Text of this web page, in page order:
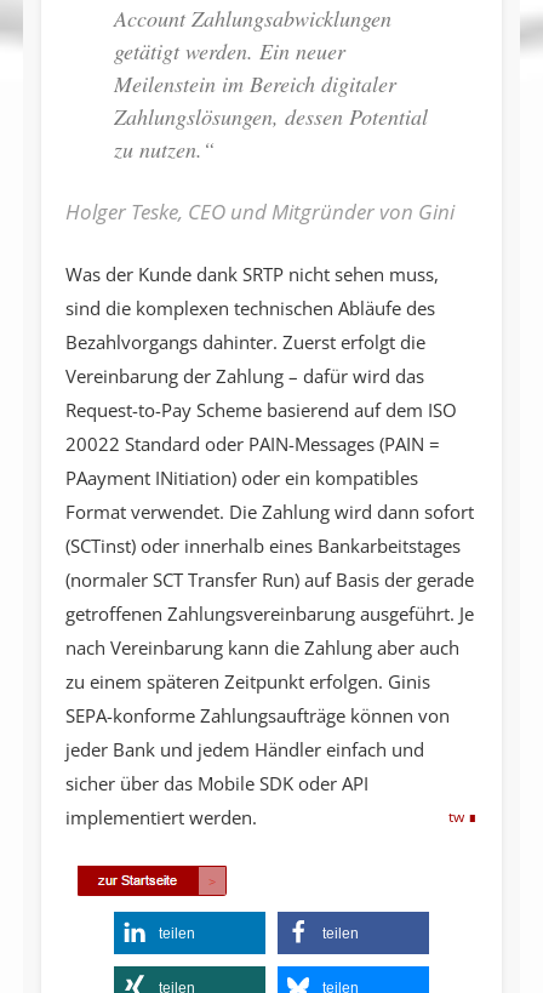
Account Zahlungsabwicklungen
getätigt werden. Ein neuer
Meilenstein im Bereich digitaler
Zahlungslösungen, dessen Potential
zu nutzen.“
Holger Teske, CEO und Mitgründer von Gini
Was der Kunde dank SRTP nicht sehen muss,
sind die komplexen technischen Abläufe des
Bezahlvorgangs dahinter. Zuerst erfolgt die
Vereinbarung der Zahlung – dafür wird das
Request-to-Pay Scheme basierend auf dem ISO
20022 Standard oder PAIN-Messages (PAIN =
PAayment INitiation) oder ein kompatibles
Format verwendet. Die Zahlung wird dann sofort
(SCTinst) oder innerhalb eines Bankarbeitstages
(normaler SCT Transfer Run) auf Basis der gerade
getroffenen Zahlungsvereinbarung ausgeführt. Je
nach Vereinbarung kann die Zahlung aber auch
zu einem späteren Zeitpunkt erfolgen. Ginis
SEPA-konforme Zahlungsaufträge können von
jeder Bank und jedem Händler einfach und
sicher über das Mobile SDK oder API
implementiert werden.
tw
teilen teilen
teilen teilen